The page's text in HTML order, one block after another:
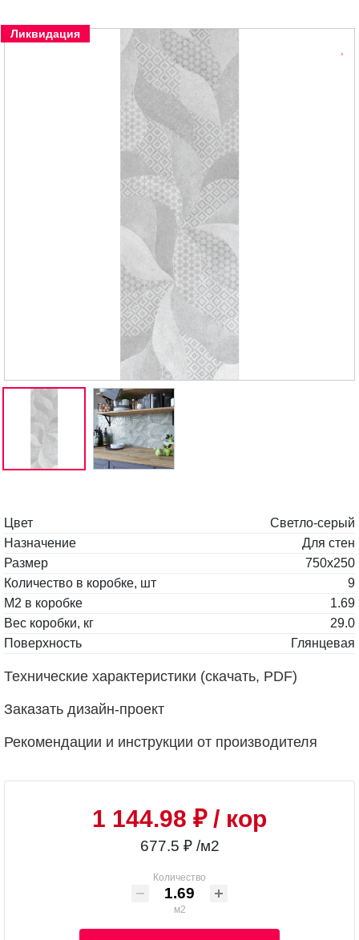
Ликвидация
Цвет
Светло-серый
Назначение
Для стен
Размер
750x250
Количество в коробке, шт
9
М2 в коробке
1.69
Вес коробки, кг
29.0
Поверхность
Глянцевая
Технические характеристики (скачать, PDF)
Заказать дизайн-проект
Рекомендации и инструкции от производителя
1 144.98 ₽/ кор
677.5 ₽ /м2
Количество
м2